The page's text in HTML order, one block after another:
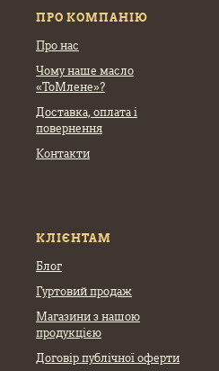
ПРО КОМПАНІЮ
Про нас
Чому наше масло
«ТоМлене»?
Доставка, оплата і
повернення
Контакти
КЛІЄНТАМ
Блог
Гуртовий продаж
Магазини з нашою
продукцією
Договір публічної оферти